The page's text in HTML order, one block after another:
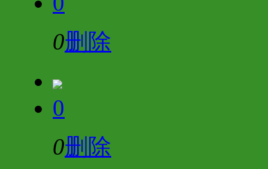
0删除
0
0删除